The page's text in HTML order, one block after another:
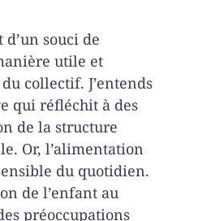
d’un souci de
utile et
collectif. J’entends
qui réfléchit à des
de la structure
Or, l’alimentation
du quotidien.
de l’enfant au
préoccupations